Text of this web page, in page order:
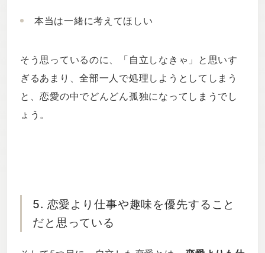
本当は一緒に考えてほしい
そう思っているのに、「自立しなきゃ」と思いす
ぎるあまり、全部一人で処理しようとしてしまう
と、恋愛の中でどんどん孤独になってしまうでし
ょう。
5. 恋愛より仕事や趣味を優先すること
だと思っている